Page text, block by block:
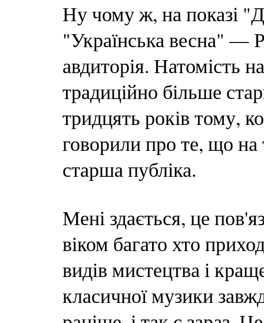
Ну чому ж, на показі
"Українська весна" —
авдиторія. Натомість
традиційно більше
тридцять років тому,
говорили про те, що на
старша публіка.
Мені здається, це
віком багато хто
видів мистецтва і
класичної музики